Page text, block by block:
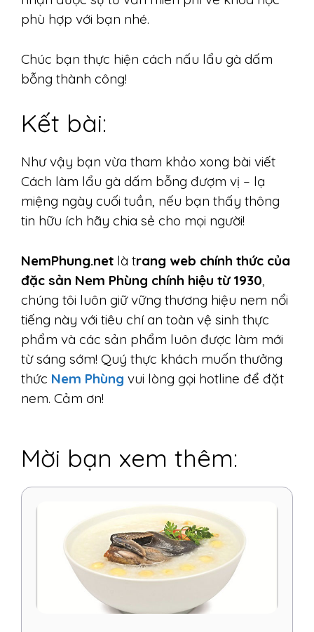
phù hợp với bạn nhé.
Chúc bạn thực hiện cách nấu lẩu gà dấm
bỗng thành công!
Kết bài:
Như vậy bạn vừa tham khảo xong bài viết
Cách làm lẩu gà dấm bỗng đượm vị – lạ
miệng ngày cuối tuần, nếu bạn thấy thông
tin hữu ích hãy chia sẻ cho mọi người!
NemPhung.net là trang web chính thức của
đặc sản Nem Phùng chính hiệu từ 1930,
chúng tôi luôn giữ vững thương hiệu nem nổi
tiếng này với tiêu chí an toàn vệ sinh thực
phẩm và các sản phẩm luôn được làm mới
từ sáng sớm! Quý thực khách muốn thưởng
thức Nem Phùng vui lòng gọi hotline để đặt
nem. Cảm ơn!
Mời bạn xem thêm: